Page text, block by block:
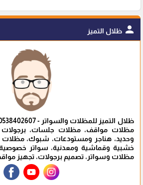
person ظلال التميز
مظلات مواقف، مظلات جلسات، برجولات
وحديد، هناجر ومستودعات، شبوك، مظلات
خشبية وقماشية ومعدنية، سواتر خصوصية
مظلات وسواتر، تصميم برجولات، تجهيز